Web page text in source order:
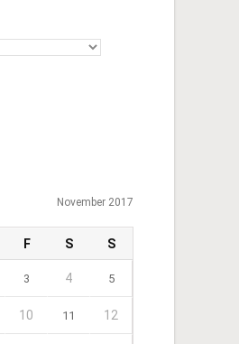
November 2017
F S S
3 4 5
10 11 12